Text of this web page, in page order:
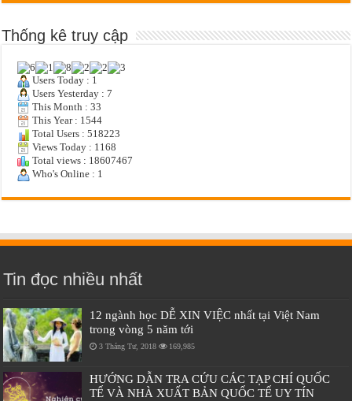
Thống kê truy cập
Users Today : 1
Users Yesterday : 7
This Month : 33
This Year : 1544
Total Users : 518223
Views Today : 1168
Total views : 18607467
Who's Online : 1
Tin đọc nhiều nhất
12 ngành học DỄ XIN VIỆC nhất tại Việt Nam
trong vòng 5 năm tới
3 Tháng Tư, 2018 169,985
HƯỚNG DẪN TRA CỨU CÁC TẠP CHÍ QUỐC
TẾ VÀ NHÀ XUẤT BẢN QUỐC TẾ UY TÍN